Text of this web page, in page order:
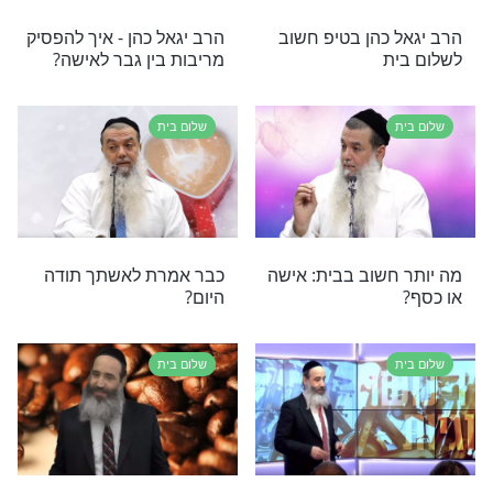
תוכן בנושא שלום בית
של הרב יגאל כהן, איך מבססים שלום בית איתן
שלום בית